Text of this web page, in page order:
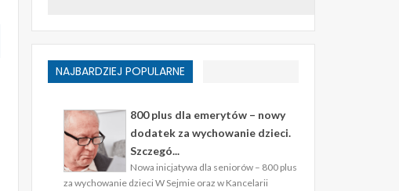
NAJBARDZIEJ POPULARNE
800 plus dla emerytów – nowy
dodatek za wychowanie dzieci.
Szczegó...
Nowa inicjatywa dla seniorów – 800 plus
za wychowanie dzieci W Sejmie oraz w Kancelarii